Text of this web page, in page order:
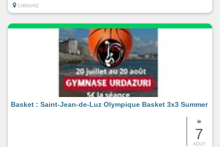
CIBOURE
le
7
AOUT
Basket : Saint-Jean-de-Luz Olympique Basket 3x3 Summer